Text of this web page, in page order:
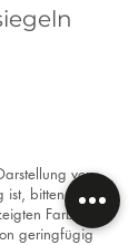
von
bitten wir Sie,
Farben in
geringfügig